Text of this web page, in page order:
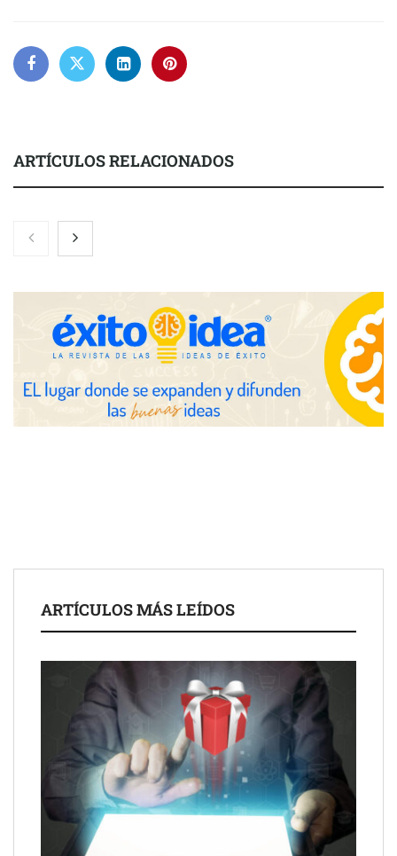
ARTÍCULOS RELACIONADOS
Martín Mingorance Abogados consolida su posición como
despacho de abogados Málaga de referencia para empresas y
Brisas del Estrecho abastece a la hostelería de Sevilla
conectando lonjas con establecimientos
ayuntamientos
ARTÍCULOS MÁS LEÍDOS